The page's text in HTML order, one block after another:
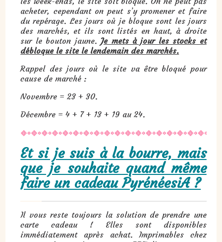
acheter, cependant on peut s’y promener et faire
du repérage. Les jours où je bloque sont les jours
des marchés, et ils sont listés en haut, à droite
sur le bouton jaune. Je mets à jour les stocks et
débloque le site le lendemain des marchés.
Rappel des jours où le site va être bloqué pour
cause de marché :
Novembre = 23 + 30.
Décembre = 4 + 7 + 13 + 19 au 24.
Et si je suis à la bourre, mais
que je souhaite quand même
faire un cadeau PyrénéesiA ?
Il vous reste toujours la solution de prendre une
carte cadeau ! Elles sont disponibles
immédiatement après achat. Imprimables chez